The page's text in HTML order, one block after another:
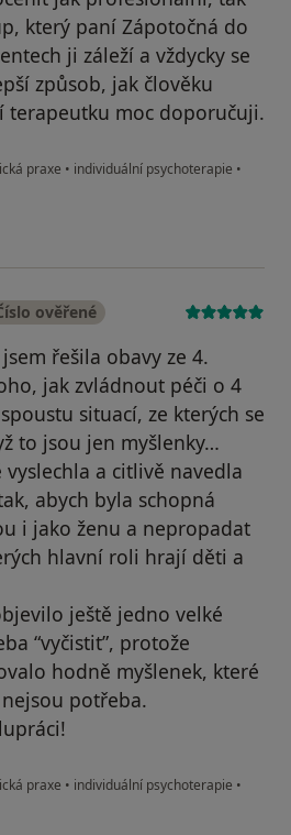
který paní Zápotočná do
ji záleží a vždycky se
způsob, jak člověku
terapeutku moc doporučuji.
praxe • individuální psychoterapie •
ověřené
řešila obavy ze 4.
jak zvládnout péči o 4
situací, ze kterých se
to jsou jen myšlenky…
a citlivě navedla
abych byla schopná
i jako ženu a nepropadat
hlavní roli hrají děti a
ještě jedno velké
“vyčistit”, protože
hodně myšlenek, které
potřeba.
praxe • individuální psychoterapie •